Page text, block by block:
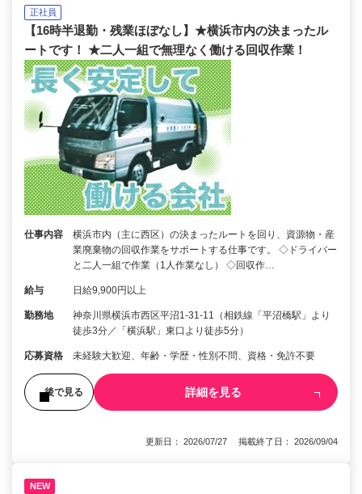
正社員
【16時半退勤・残業ほぼなし】★横浜市内の決まったル
ートです！ ★二人一組で無理なく働ける回収作業！
仕事内容
横浜市内（主に西区）の決まったルートを回り、資源物・産
業廃棄物の回収作業をサポートする仕事です。 ◇ドライバー
と二人一組で作業（1人作業なし） ◇回収作…
給与 日給9,900円以上
勤務地
神奈川県横浜市西区平沼1-31-11（相鉄線「平沼橋駅」より
徒歩3分／「横浜駅」東口より徒歩5分）
応募資格 未経験大歓迎、年齢・学歴・性別不問、資格・免許不要
後で見る 詳細を見る
更新日： 2026/07/27 掲載終了日： 2026/09/04
NEW